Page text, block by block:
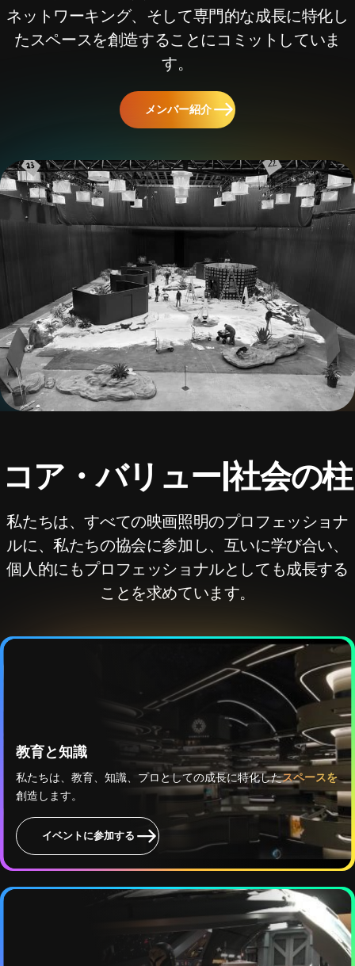
ネットワーキング、そして専門的な成長に特化し
たスペースを創造することにコミットしていま
す。
メンバー紹介
コア・バリュー|社会の柱
私たちは、すべての映画照明のプロフェッショナ
ルに、私たちの協会に参加し、互いに学び合い、
個人的にもプロフェッショナルとしても成長する
ことを求めています。
教育と知識
私たちは、教育、知識、プロとしての成長に特化したスペースを
創造します。
イベントに参加する